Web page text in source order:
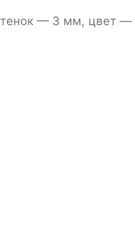
— 3 мм, цвет —